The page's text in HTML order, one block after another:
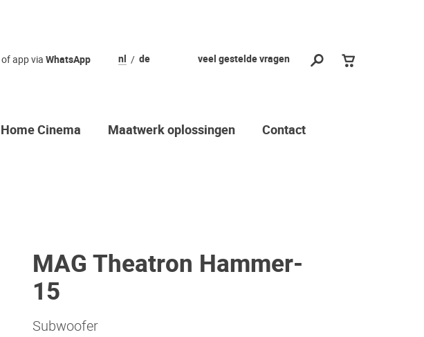
veel gestelde vragen
nl de
of app via WhatsApp
Home Cinema Maatwerk oplossingen Contact
MAG Theatron Hammer-
15
Subwoofer